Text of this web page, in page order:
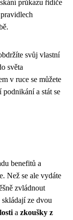
průkazu řidiče
svůj vlastní
světa
v ruce se můžete
podnikání a stát se
benefitů a
Než se ale vydáte
zvládnout
ze dvou
a zkoušky z